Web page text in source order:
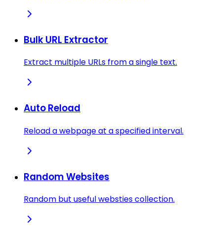
Bulk URL Extractor
Extract multiple URLs from a single text.
Auto Reload
Reload a webpage at a specified interval.
Random Websites
Random but useful websties collection.